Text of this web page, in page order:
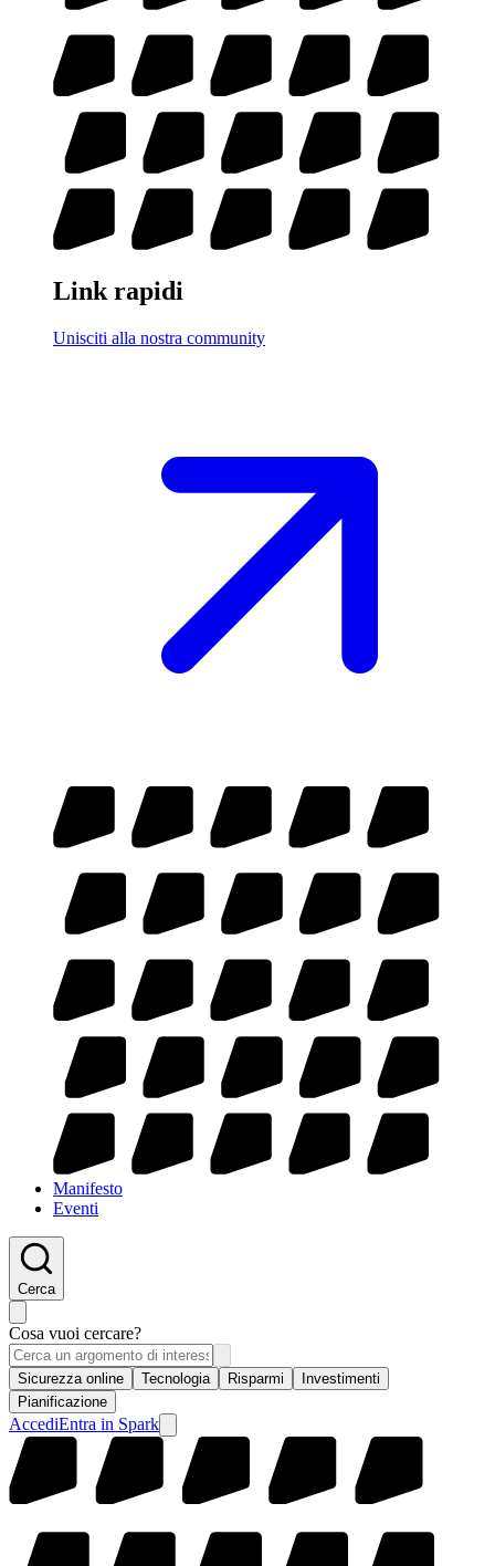
Link rapidi
Unisciti alla nostra community
Manifesto
Eventi
Cerca
Cosa vuoi cercare?
Sicurezza online Tecnologia Risparmi
Investimenti
Pianificazione
AccediEntra in Spark